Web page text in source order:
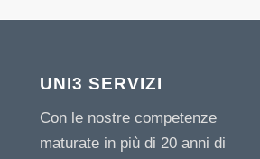
UNI3 SERVIZI
Con le nostre competenze
maturate in più di 20 anni di